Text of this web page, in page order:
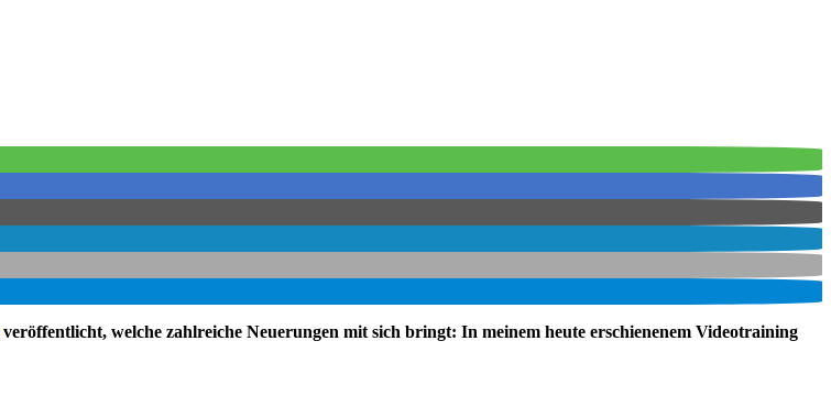
veröffentlicht, welche zahlreiche Neuerungen mit sich bringt: In meinem heute erschienenem Videotraining